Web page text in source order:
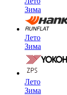
Зима
Лето
Зима
Лето
Зима